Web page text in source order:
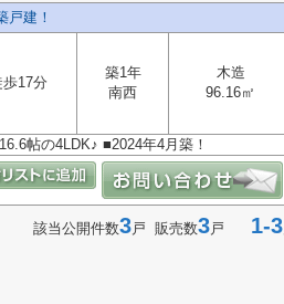
建！
歩17分
築1年
南西
木造
96.16㎡
帖の4LDK♪ ■2024年4月築！
該当公開件数3戸 販売数3戸 1-3